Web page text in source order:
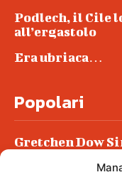
Podlech, il Cile
all’ergastolo
Era ubriaca…
Popolari
Gretchen Dow